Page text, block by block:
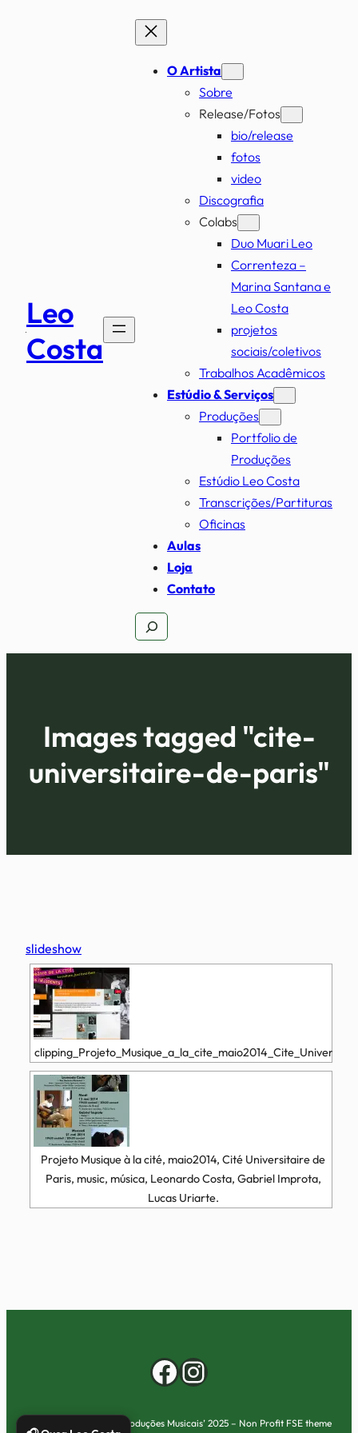
Leo
Costa
O Artista
Sobre
Release/Fotos
bio/release
fotos
video
Discografia
Colabs
Duo Muari Leo
Correnteza –
Marina Santana e
Leo Costa
projetos
sociais/coletivos
Trabalhos Acadêmicos
Estúdio & Serviços
Produções
Portfolio de
Produções
Estúdio Leo Costa
Transcrições/Partituras
Oficinas
Aulas
Loja
Contato
Pesquisar
Images tagged "cite-
universitaire-de-paris"
slideshow
Projeto Musique à la cité, maio2014, Cité Universitaire de
Paris, music, música, Leonardo Costa, Gabriel Improta,
Lucas Uriarte.
Facebook
Instagram
Copyright ‘Leo Costa Produções Musicais’ 2025 – Non Profit FSE theme